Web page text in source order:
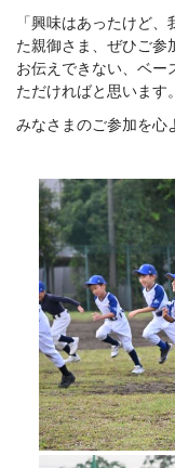
「興味はあったけど
た親御さま、ぜひご
お伝えできない、ベ
ただければと思います。
みなさまのご参加を心